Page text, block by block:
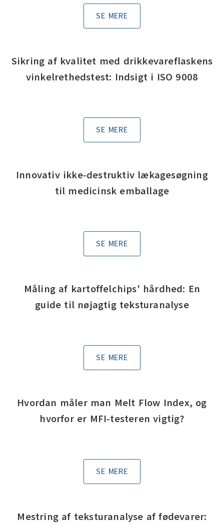
SE MERE
Sikring af kvalitet med drikkevareflaskens
vinkelrethedstest: Indsigt i ISO 9008
SE MERE
Innovativ ikke-destruktiv lækagesøgning
til medicinsk emballage
SE MERE
Måling af kartoffelchips' hårdhed: En
guide til nøjagtig teksturanalyse
SE MERE
Hvordan måler man Melt Flow Index, og
hvorfor er MFI-testeren vigtig?
SE MERE
Mestring af teksturanalyse af fødevarer: